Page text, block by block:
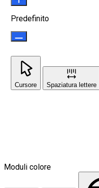
Predefinito
Cursore Spaziatura lettere
Moduli colore